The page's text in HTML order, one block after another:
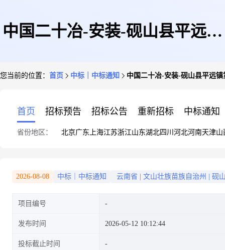
中国二十冶-安装-砚山县平远镇
件-固定价-询价-0308采购结果
您当前的位置： 首页 中标｜中标通知 中国二十冶-安装-砚山县平远
首页 招标预告 招标公告 重新招标 中标通知
省份地区： 北京广东 上海江苏浙江山东湖北四川 河北河南天津山
2026-08-08 中标｜中标通知 云南省 文山壮族苗族自治州 砚
项目编号
发布时间 2026-05-12 10:12:44
投标截止时间